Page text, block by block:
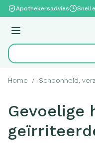
Ga naar de inhoud
Apothekersadvies
Menu
Product, merk,
Home / Schoonheid,
Gevoelige